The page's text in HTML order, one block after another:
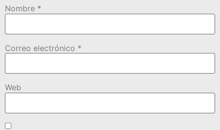
Nombre *
Correo electrónico *
Web